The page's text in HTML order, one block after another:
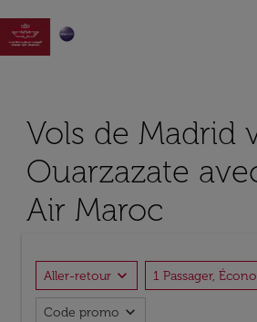

Vols de Madrid
Ouarzazate
Air Maroc
Aller-retour expand_more 1 Passager,
Code promo expand_more